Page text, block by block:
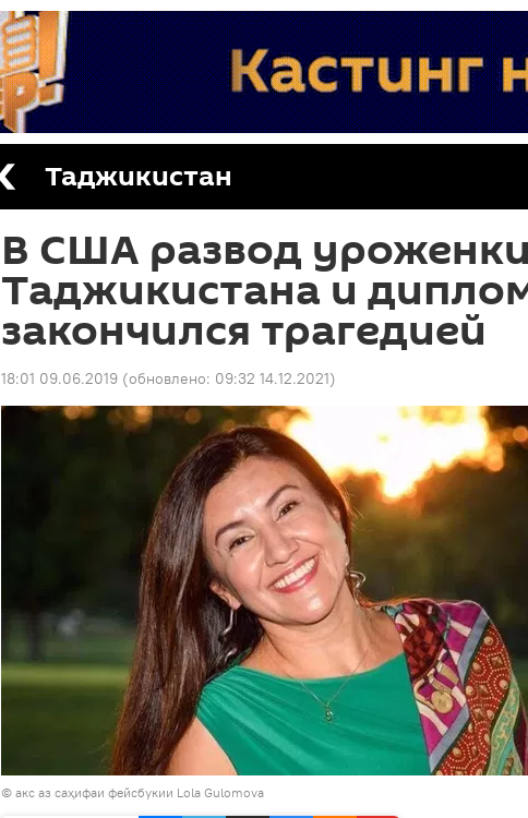
Таджикистан
В США развод уроженки
Таджикистана и
закончился трагедией
18:01 09.06.2019 (обновлено: 09:32 14.12.2021)
© акс аз саҳифаи фейсбукии Lola Gulomova